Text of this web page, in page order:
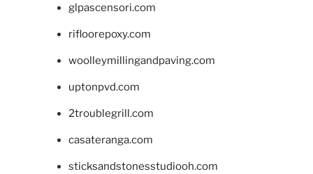
glpascensori.com
rifloorepoxy.com
woolleymillingandpaving.com
uptonpvd.com
2troublegrill.com
casateranga.com
sticksandstonesstudiooh.com